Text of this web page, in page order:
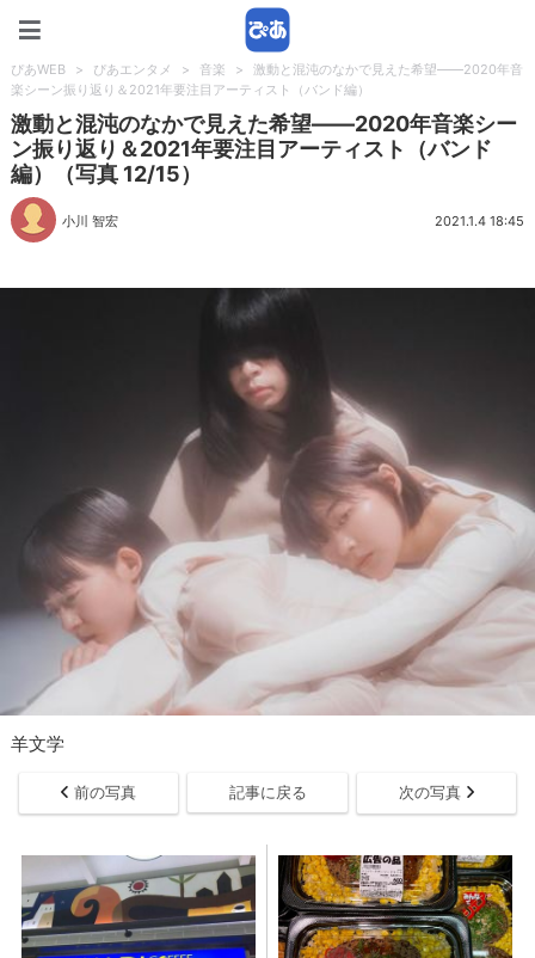
ぴあWEB > ぴあエンタメ > 音楽 >
激動と混沌のなかで見えた希望――2020年音
楽シーン振り返り＆2021年要注目アーティスト（バンド編）
激動と混沌のなかで見えた希望――2020年音楽シー
ン振り返り＆2021年要注目アーティスト（バンド
編）（写真 12/15）
小川 智宏 2021.1.4 18:45
羊文学
前の写真 記事に戻る 次の写真